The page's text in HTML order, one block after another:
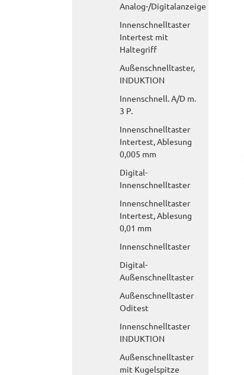
Analog-/Digitalanzeige
Innenschnelltaster
Intertest mit
Haltegriff
Außenschnelltaster,
INDUKTION
Innenschnell. A/D m.
3 P.
Innenschnelltaster
Intertest, Ablesung
0,005 mm
Digital-
Innenschnelltaster
Innenschnelltaster
Intertest, Ablesung
0,01 mm
Innenschnelltaster
Digital-
Außenschnelltaster
Außenschnelltaster
Oditest
Innenschnelltaster
INDUKTION
Außenschnelltaster
mit Kugelspitze